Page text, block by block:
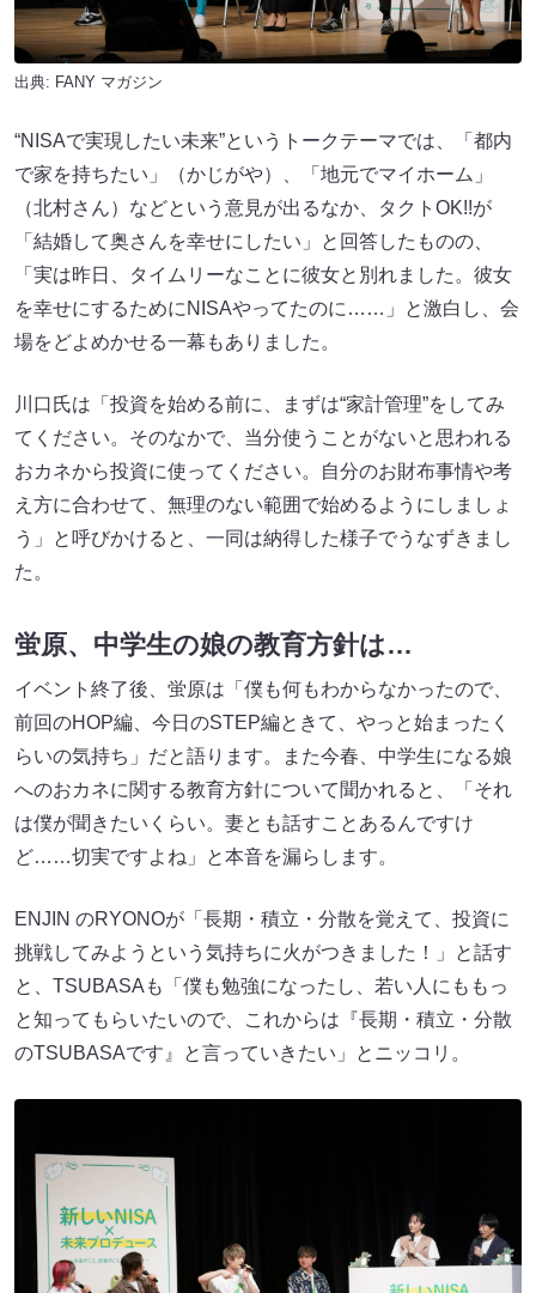
出典: FANY マガジン
“NISAで実現したい未来”というトークテーマでは、「都内
で家を持ちたい」（かじがや）、「地元でマイホーム」
（北村さん）などという意見が出るなか、タクトOK!!が
「結婚して奥さんを幸せにしたい」と回答したものの、
「実は昨日、タイムリーなことに彼女と別れました。彼女
を幸せにするためにNISAやってたのに……」と激白し、会
場をどよめかせる一幕もありました。
川口氏は「投資を始める前に、まずは“家計管理”をしてみ
てください。そのなかで、当分使うことがないと思われる
おカネから投資に使ってください。自分のお財布事情や考
え方に合わせて、無理のない範囲で始めるようにしましょ
う」と呼びかけると、一同は納得した様子でうなずきまし
た。
蛍原、中学生の娘の教育方針は…
イベント終了後、蛍原は「僕も何もわからなかったので、
前回のHOP編、今日のSTEP編ときて、やっと始まったく
らいの気持ち」だと語ります。また今春、中学生になる娘
へのおカネに関する教育方針について聞かれると、「それ
は僕が聞きたいくらい。妻とも話すことあるんですけ
ど……切実ですよね」と本音を漏らします。
ENJIN のRYONOが「長期・積立・分散を覚えて、投資に
挑戦してみようという気持ちに火がつきました！」と話す
と、TSUBASAも「僕も勉強になったし、若い人にももっ
と知ってもらいたいので、これからは『長期・積立・分散
のTSUBASAです』と言っていきたい」とニッコリ。